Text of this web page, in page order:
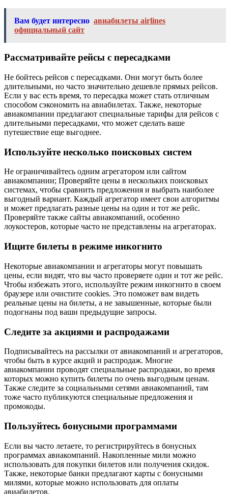
Вам будет интересно авиабилеты airlines
официальный сайт
Рассматривайте рейсы с пересадками
Не бойтесь рейсов с пересадками. Они могут быть более
длительными, но часто значительно дешевле прямых рейсов.
Если у вас есть время, то пересадка может стать отличным
способом сэкономить на авиабилетах. Также, некоторые
авиакомпании предлагают специальные тарифы для рейсов с
длительными пересадками, что может сделать ваше
путешествие еще выгоднее.
Используйте несколько поисковых систем
Не ограничивайтесь одним агрегатором или сайтом
авиакомпании; Проверяйте цены в нескольких поисковых
системах, чтобы сравнить предложения и выбрать наиболее
выгодный вариант. Каждый агрегатор имеет свои алгоритмы
и может предлагать разные цены на один и тот же рейс.
Проверяйте также сайты авиакомпаний, особенно
лоукостеров, которые часто не представлены на агрегаторах.
Ищите билеты в режиме инкогнито
Некоторые авиакомпании и агрегаторы могут повышать
цены, если видят, что вы часто проверяете один и тот же рейс.
Чтобы избежать этого, используйте режим инкогнито в своем
браузере или очистите cookies. Это поможет вам видеть
реальные цены на билеты, а не завышенные, которые были
подогнаны под ваши предыдущие запросы.
Следите за акциями и распродажами
Подписывайтесь на рассылки от авиакомпаний и агрегаторов,
чтобы быть в курсе акций и распродаж. Многие
авиакомпании проводят специальные распродажи, во время
которых можно купить билеты по очень выгодным ценам.
Также следите за социальными сетями авиакомпаний, там
тоже часто публикуются специальные предложения и
промокоды.
Пользуйтесь бонусными программами
Если вы часто летаете, то регистрируйтесь в бонусных
программах авиакомпаний. Накопленные мили можно
использовать для покупки билетов или получения скидок.
Также, некоторые банки предлагают карты с бонусными
милями, которые можно использовать для оплаты
авиабилетов.